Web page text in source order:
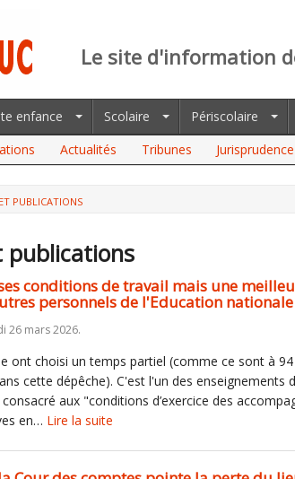
Le site d'information
enfance Scolaire Périscolaire
Actualités Tribunes Jurisprudence
PUBLICATIONS
publications
conditions de travail mais une
personnels de l'Education nationale
26 mars 2026.
ont choisi un temps partiel (comme ce sont à
cette dépêche). C'est l'un des enseignements
aux "conditions d’exercice des
en… Lire la suite